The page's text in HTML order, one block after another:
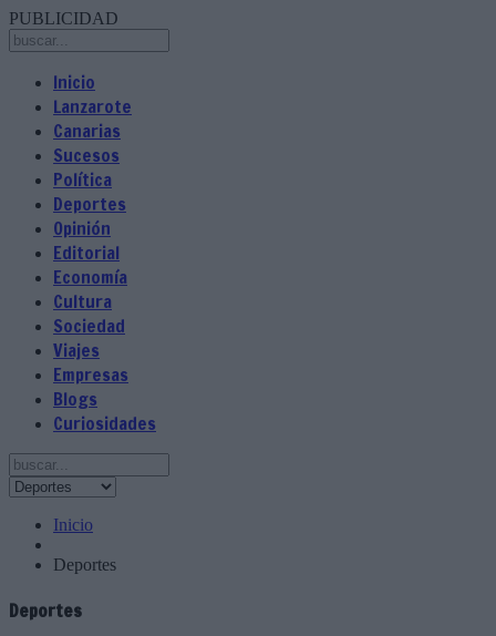
PUBLICIDAD
Inicio
Lanzarote
Canarias
Sucesos
Política
Deportes
Opinión
Editorial
Economía
Cultura
Sociedad
Viajes
Empresas
Blogs
Curiosidades
Inicio
Deportes
Deportes